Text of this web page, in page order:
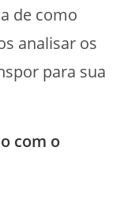
de como
analisar os
para sua
com o